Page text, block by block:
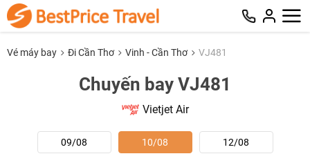
Vé máy bay Đi Cần Thơ Vinh - Cần Thơ VJ481
Chuyến bay VJ481
Vietjet Air
09/08 10/08 12/08